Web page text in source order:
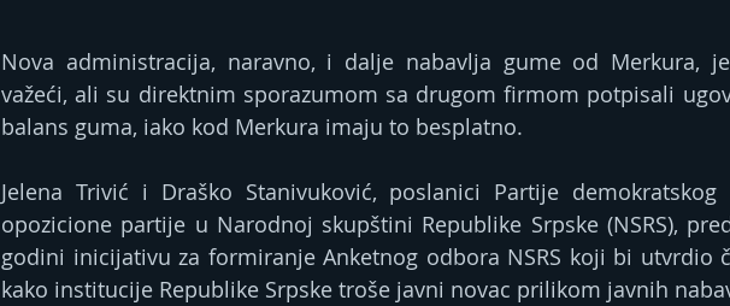
Nova administracija, naravno, i dalje nabavlja gume od Merkura,
važeći, ali su direktnim sporazumom sa drugom firmom potpisali
balans guma, iako kod Merkura imaju to besplatno.
Jelena Trivić i Draško Stanivuković, poslanici Partije demokratskog
opozicione partije u Narodnoj skupštini Republike Srpske (NSRS),
godini inicijativu za formiranje Anketnog odbora NSRS koji bi utvrdio
kako institucije Republike Srpske troše javni novac prilikom javnih